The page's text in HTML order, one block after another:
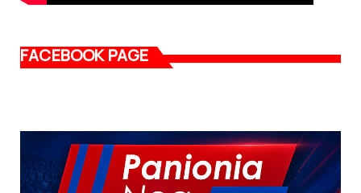
FACEBOOK PAGE